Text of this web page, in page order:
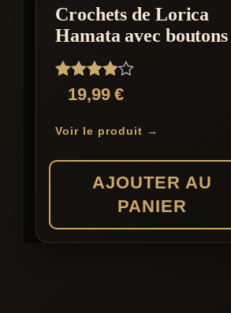
Crochets de Lorica
Hamata avec boutons
Note
4.00
19,99€
Voir le produit →
AJOUTER AU
PANIER